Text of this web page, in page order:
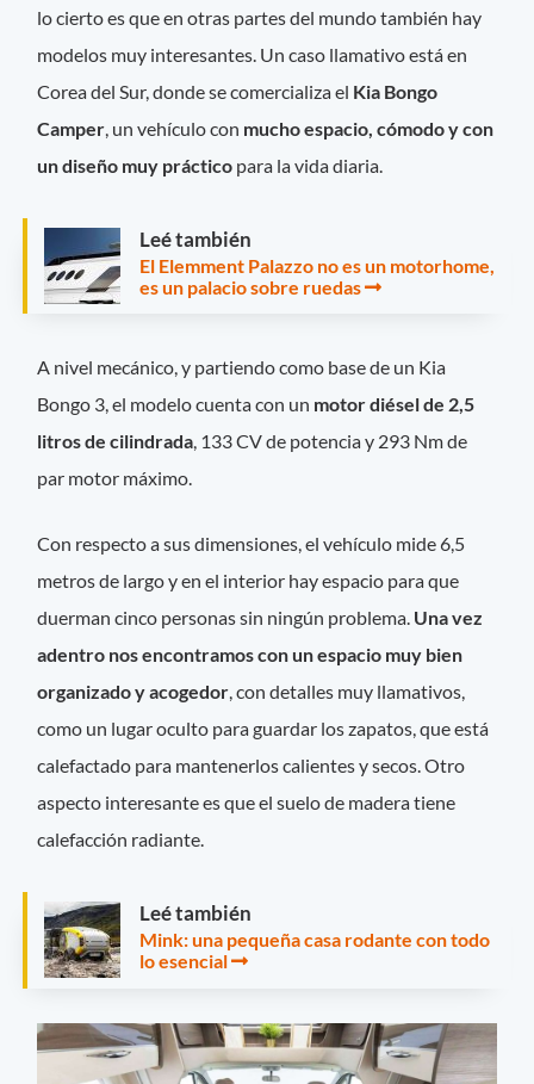
lo cierto es que en otras partes del mundo también hay
modelos muy interesantes. Un caso llamativo está en
Corea del Sur, donde se comercializa el Kia Bongo
Camper , un vehículo con mucho espacio, cómodo y con
un diseño muy práctico para la vida diaria.
Leé también
El Elemment Palazzo no es un motorhome,
es un palacio sobre ruedas
A nivel mecánico, y partiendo como base de un Kia
Bongo 3, el modelo cuenta con un motor diésel de 2,5
litros de cilindrada, 133 CV de potencia y 293 Nm de
par motor máximo.
Con respecto a sus dimensiones, el vehículo mide 6,5
metros de largo y en el interior hay espacio para que
duerman cinco personas sin ningún problema. Una vez
adentro nos encontramos con un espacio muy bien
organizado y acogedor, con detalles muy llamativos,
como un lugar oculto para guardar los zapatos, que está
calefactado para mantenerlos calientes y secos. Otro
aspecto interesante es que el suelo de madera tiene
calefacción radiante.
Leé también
Mink: una pequeña casa rodante con todo
lo esencial